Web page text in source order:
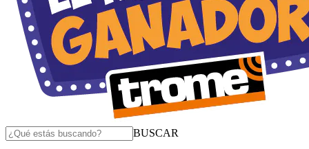
BUSCAR